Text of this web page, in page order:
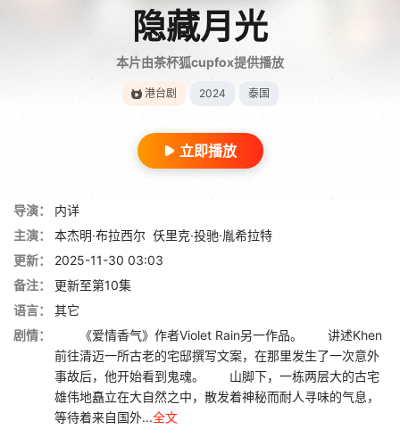
隐藏月光
本片由茶杯狐cupfox提供播放
港台剧 2024 泰国
立即播放
导演：
内详
主演：
本杰明·布拉西尔 仸里克·投驰·胤希拉特
更新：
2025-11-30 03:03
备注：
更新至第10集
语言：
其它
剧情：
《爱情香气》作者Violet Rain另一作品。 讲述Khen
前往清迈一所古老的宅邸撰写文案，在那里发生了一次意外
事故后，他开始看到鬼魂。 山脚下，一栋两层大的古宅
雄伟地矗立在大自然之中，散发着神秘而耐人寻味的气息，
等待着来自国外...全文